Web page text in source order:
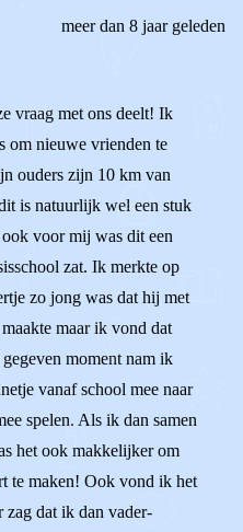
meer dan 8 jaar geleden
vraag met ons deelt! Ik
om nieuwe vrienden te
ouders zijn 10 km van
is natuurlijk wel een stuk
voor mij was dit een
zat. Ik merkte op
zo jong was dat hij met
maar ik vond dat
moment nam ik
vanaf school mee naar
spelen. Als ik dan samen
het ook makkelijker om
te maken! Ook vond ik het
dat ik dan vader-